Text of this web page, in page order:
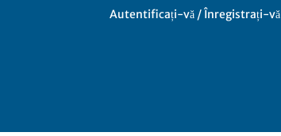
Autentificați-vă / Înregistrați-vă